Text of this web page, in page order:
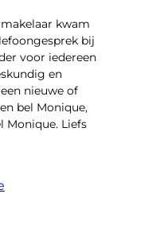
kwam
bij
voor iedereen
en
nieuwe of
bel Monique,
Monique. Liefs